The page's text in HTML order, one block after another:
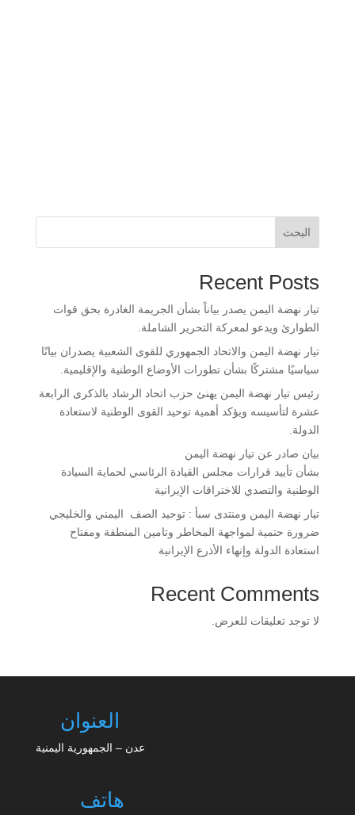
البحث
Recent Posts
تيار نهضة اليمن يصدر بياناً بشأن الجريمة الغادرة بحق قوات
الطوارئ ويدعو لمعركة التحرير الشاملة.
تيار نهضة اليمن والاتحاد الجمهوري للقوى الشعبية يصدران بيانًا
سياسيًا مشتركًا بشأن تطورات الأوضاع الوطنية والإقليمية.
رئيس تيار نهضة اليمن يهنئ حزب اتحاد الرشاد بالذكرى الرابعة
عشرة لتأسيسه ويؤكد أهمية توحيد القوى الوطنية لاستعادة
الدولة.
بيان صادر عن تيار نهضة اليمن
بشأن تأييد قرارات مجلس القيادة الرئاسي لحماية السيادة
الوطنية والتصدي للاختراقات الإيرانية
تيار نهضة اليمن ومنتدى سبأ : توحيد الصف اليمني والخليجي
ضرورة حتمية لمواجهة المخاطر وتامين المنطقة ومفتاح
استعادة الدولة وإنهاء الأذرع الإيرانية
Recent Comments
لا توجد تعليقات للعرض.
العنوان
عدن – الجمهورية اليمنية
هاتف